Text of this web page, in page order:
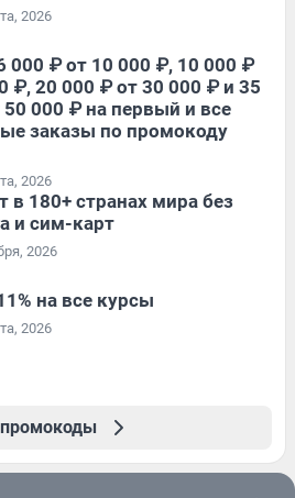
2026
000 ₽ от 10 000 ₽, 10 000 ₽
₽, 20 000 ₽ от 30 000 ₽ и 35
000 ₽ на первый и все
заказы по промокоду
2026
в 180+ странах мира без
и сим-карт
2026
на все курсы
2026